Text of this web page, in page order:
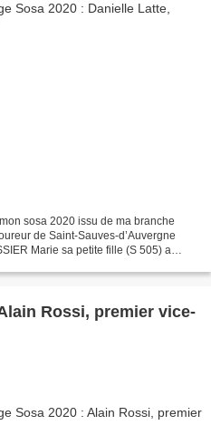
sosa 2020 issu de ma branche
de Saint-Sauves-d’Auvergne
Marie sa petite fille (S 505) a
Rossi, premier vice-